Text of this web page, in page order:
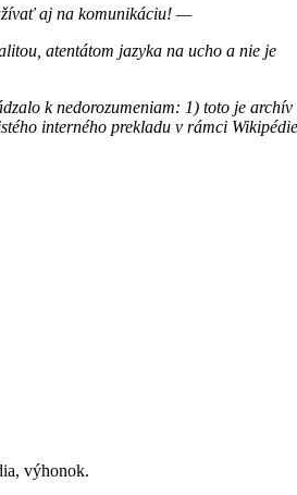
aj na komunikáciu! —
atentátom jazyka na ucho a nie je
k nedorozumeniam: 1) toto je archív
interného prekladu v rámci Wikipédie
výhonok.